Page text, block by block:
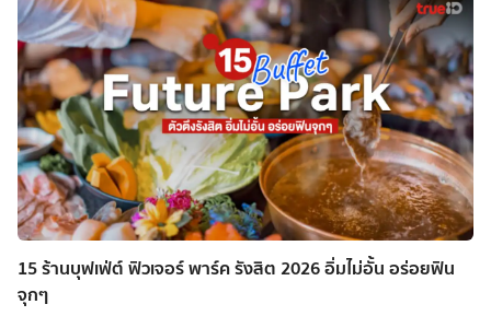
15 ร้านบุฟเฟ่ต์ ฟิวเจอร์ พาร์ค รังสิต 2026 อิ่มไม่อั้น อร่อยฟิน
จุกๆ